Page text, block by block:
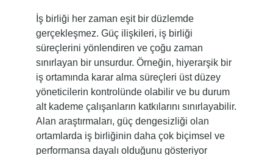
İş birliği her zaman eşit bir düzlemde
gerçekleşmez. Güç ilişkileri, iş birliği
süreçlerini yönlendiren ve çoğu zaman
sınırlayan bir unsurdur. Örneğin, hiyerarşik bir
iş ortamında karar alma süreçleri üst düzey
yöneticilerin kontrolünde olabilir ve bu durum
alt kademe çalışanların katkılarını sınırlayabilir.
Alan araştırmaları, güç dengesizliği olan
ortamlarda iş birliğinin daha çok biçimsel ve
performansa dayalı olduğunu gösteriyor